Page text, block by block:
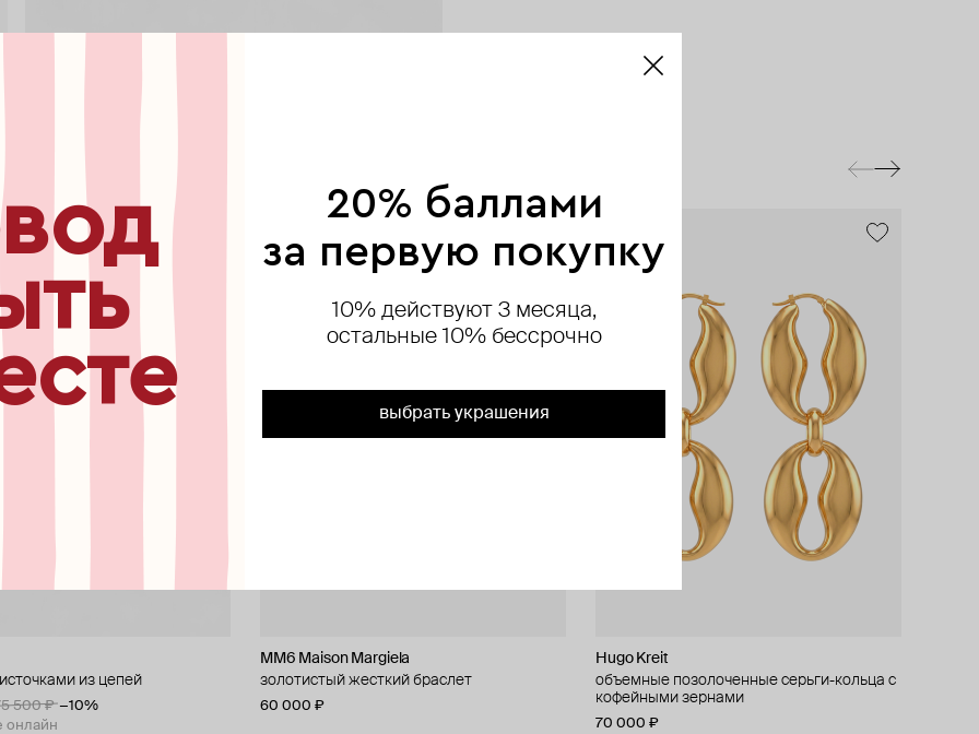
из цепей
500 ₽ −10%
онлайн
MM6 Maison Margiela
золотистый жесткий браслет
60 000 ₽
Hugo Kreit
объемные позолоченные серьги-кольца с
кофейными зернами
70 000 ₽
серьги-ракушки
Hugo Kreit
позолоченный браслет из латуни nail twist
42 000 ₽
Tannum
позолоченный многослойный браслет-
цепь
9 730 ₽ 13 900 ₽
браслет orion из латуни
500 ₽ −10%
онлайн
Seed Bead
золотистый браслет «рыбка» из керамики
4 080 ₽ 4 800 ₽
Phenomenal Studio
позолоченный браслет с кристаллом и
жемчугом pearly green
8 960 ₽ 11 200 ₽
браслет розовый
из керамики
₽ −20%
Kotlo Studio
золотистый браслет из бежевого
жемчуга майорка с шипами "панки живы!"
Kotlo Studio
золотистый браслет из крупного жемчуга
майорка c японским бисером "игривое
настроение"
6 500 ₽
20% баллами
за первую покупку
10% действуют 3 месяца,
остальные 10% бессрочно
выбрать украшения